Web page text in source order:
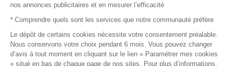
Mentions légales
Conditions commerciales
nos annonces publicitaires et en mesurer l’efficacité
* Comprendre quels sont les services que notre communauté préfère
Le dépôt de certains cookies nécessite votre consentement préalable.
Nous conservons votre choix pendant 6 mois. Vous pouvez changer
d’avis à tout moment en cliquant sur le lien « Paramétrer mes cookies
» situé en bas de chaque page de nos sites. Pour plus d’informations,